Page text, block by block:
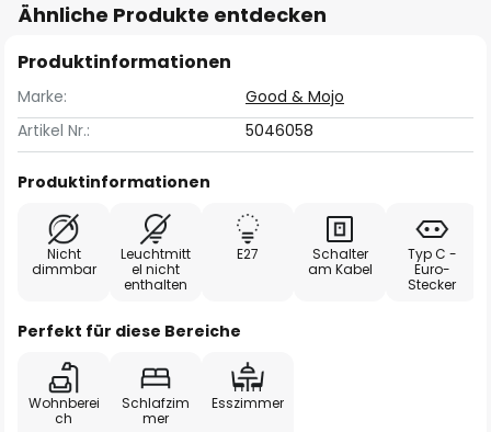
Ähnliche Produkte entdecken
Produktinformationen
Marke:
Good & Mojo
Artikel Nr.:
5046058
Produktinformationen
Nicht
dimmbar
Leuchtmitt
el nicht
enthalten
E27
Schalter
am Kabel
Typ C -
Euro-
Stecker
Perfekt für diese Bereiche
Wohnberei
ch
Schlafzim
mer
Esszimmer